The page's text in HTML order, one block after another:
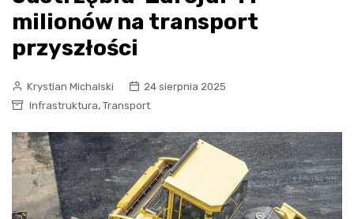
milionów na transport
przyszłości
Krystian Michalski
24 sierpnia 2025
Infrastruktura, Transport